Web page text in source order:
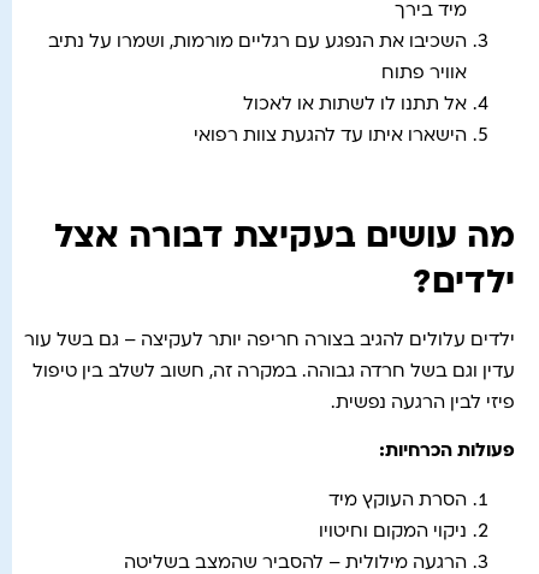
מיד בירך
השכיבו את הנפגע עם רגליים מורמות, ושמרו על נתיב
אוויר פתוח
אל תתנו לו לשתות או לאכול
הישארו איתו עד להגעת צוות רפואי
מה עושים בעקיצת דבורה אצל
ילדים?
ילדים עלולים להגיב בצורה חריפה יותר לעקיצה – גם בשל עור
עדין וגם בשל חרדה גבוהה. במקרה זה, חשוב לשלב בין טיפול
פיזי לבין הרגעה נפשית.
פעולות הכרחיות:
הסרת העוקץ מיד
ניקוי המקום וחיטויו
הרגעה מילולית – להסביר שהמצב בשליטה